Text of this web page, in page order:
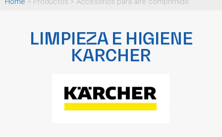
LIMPIEZA E HIGIENE
KARCHER